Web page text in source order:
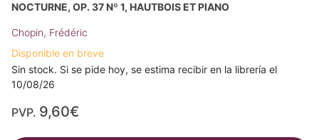
NOCTURNE, OP. 37 Nº 1, HAUTBOIS ET PIANO
Chopin, Frédéric
Disponible en breve
Sin stock. Si se pide hoy, se estima recibir en la librería el
10/08/26
PVP. 9,60€